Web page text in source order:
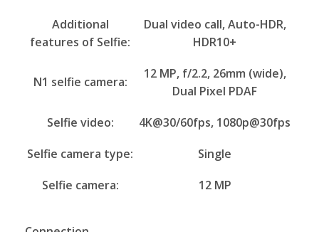
Additional
features of Selfie:
Dual video call, Auto-HDR,
HDR10+
N1 selfie camera:
12 MP, f/2.2, 26mm (wide),
Dual Pixel PDAF
Selfie video:
4K@30/60fps, 1080p@30fps
Selfie camera type:
Single
Selfie camera:
12 MP